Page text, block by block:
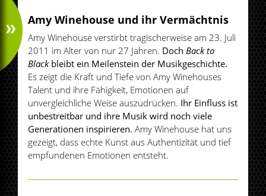
Amy Winehouse und ihr Vermächtnis
Amy Winehouse verstirbt tragischerweise am 23. Juli
2011 im Alter von nur 27 Jahren. DochBack to
Blackbleibt ein Meilenstein der Musikgeschichte.
Es zeigt die Kraft und Tiefe von Amy Winehouses
Talent und ihre Fähigkeit, Emotionen auf
unvergleichliche Weise auszudrücken. Ihr Einfluss ist
unbestreitbar und ihre Musik wird noch viele
Generationen inspirieren. Amy Winehouse hat uns
gezeigt, dass echte Kunst aus Authentizität und tief
empfundenen Emotionen entsteht.